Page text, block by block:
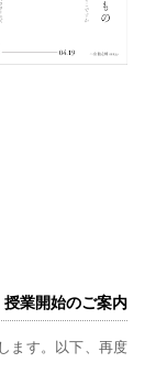
授業開始のご案内
ます。以下、再度